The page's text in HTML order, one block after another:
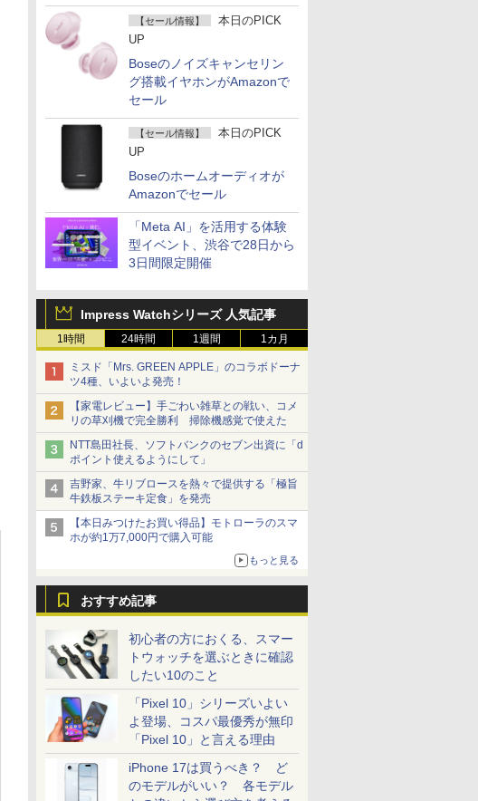
【セール情報】
本日のPICK
UP
Boseのノイズキャンセリン
グ搭載イヤホンがAmazonで
セール
【セール情報】
本日のPICK
UP
Boseのホームオーディオが
Amazonでセール
「Meta AI」を活用する体験
型イベント、渋谷で28日から
3日間限定開催
Impress Watchシリーズ 人気記事
1時間 24時間 1週間 1カ月
ミスド「Mrs. GREEN APPLE」のコラボドーナ
ツ4種、いよいよ発売！
【家電レビュー】手ごわい雑草との戦い、コメ
リの草刈機で完全勝利 掃除機感覚で使えた
NTT島田社長、ソフトバンクのセブン出資に「d
ポイント使えるようにして」
吉野家、牛リブロースを熱々で提供する「極旨
牛鉄板ステーキ定食」を発売
【本日みつけたお買い得品】モトローラのスマ
ホが約1万7,000円で購入可能
もっと見る
おすすめ記事
初心者の方におくる、スマー
トウォッチを選ぶときに確認
したい10のこと
「Pixel 10」シリーズいよい
よ登場、コスパ最優秀が無印
「Pixel 10」と言える理由
iPhone 17は買うべき？ ど
のモデルがいい？ 各モデル